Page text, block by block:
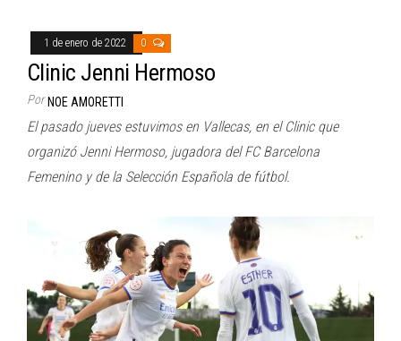
1 de enero de 2022 0
Clinic Jenni Hermoso
Por NOE AMORETTI
El pasado jueves estuvimos en Vallecas, en el Clinic que
organizó Jenni Hermoso, jugadora del FC Barcelona
Femenino y de la Selección Española de fútbol.